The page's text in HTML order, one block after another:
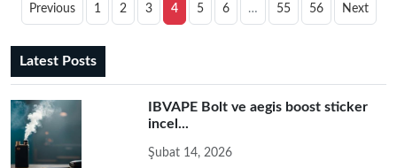
Previous 1 2 3 4 5 6 … 55 56 Next
Latest Posts
IBVAPE Bolt ve aegis boost sticker
incel...
Şubat 14, 2026